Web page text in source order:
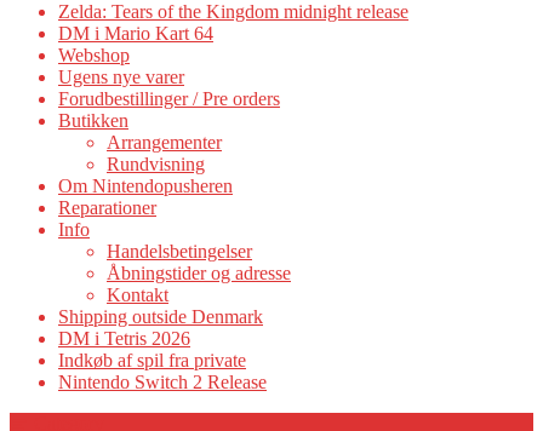
Zelda: Tears of the Kingdom midnight release
DM i Mario Kart 64
Webshop
Ugens nye varer
Forudbestillinger / Pre orders
Butikken
Arrangementer
Rundvisning
Om Nintendopusheren
Reparationer
Info
Handelsbetingelser
Åbningstider og adresse
Kontakt
Shipping outside Denmark
DM i Tetris 2026
Indkøb af spil fra private
Nintendo Switch 2 Release